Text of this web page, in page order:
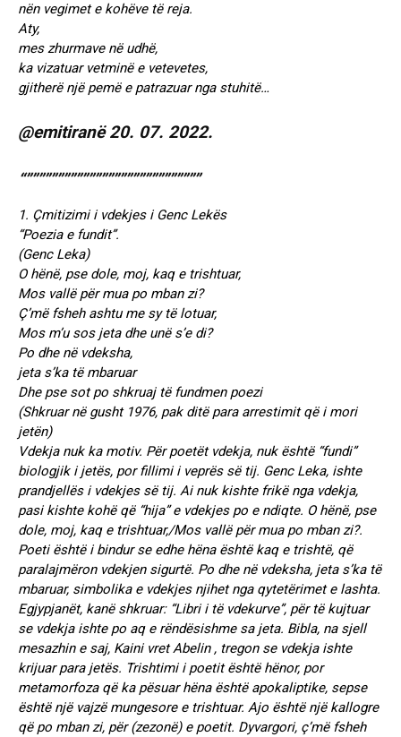
nën vegimet e kohëve të reja.
Aty,
mes zhurmave në udhë,
ka vizatuar vetminë e vetevetes,
gjitherë një pemë e patrazuar nga stuhitë…
@emitiranë 20. 07. 2022.
“””””””””””””””””””””””””””””
1. Çmitizimi i vdekjes i Genc Lekës
“Poezia e fundit”.
(Genc Leka)
O hënë, pse dole, moj, kaq e trishtuar,
Mos vallë për mua po mban zi?
Ç’më fsheh ashtu me sy të lotuar,
Mos m’u sos jeta dhe unë s’e di?
Po dhe në vdeksha,
jeta s’ka të mbaruar
Dhe pse sot po shkruaj të fundmen poezi
(Shkruar në gusht 1976, pak ditë para arrestimit që i mori
jetën)
Vdekja nuk ka motiv. Për poetët vdekja, nuk është “fundi”
biologjik i jetës, por fillimi i veprës së tij. Genc Leka, ishte
prandjellës i vdekjes së tij. Ai nuk kishte frikë nga vdekja,
pasi kishte kohë që “hija” e vdekjes po e ndiqte. O hënë, pse
dole, moj, kaq e trishtuar,/Mos vallë për mua po mban zi?.
Poeti është i bindur se edhe hëna është kaq e trishtë, që
paralajmëron vdekjen sigurtë. Po dhe në vdeksha, jeta s’ka të
mbaruar, simbolika e vdekjes njihet nga qytetërimet e lashta.
Egjypjanët, kanë shkruar: “Libri i të vdekurve”, për të kujtuar
se vdekja ishte po aq e rëndësishme sa jeta. Bibla, na sjell
mesazhin e saj, Kaini vret Abelin , tregon se vdekja ishte
krijuar para jetës. Trishtimi i poetit është hënor, por
metamorfoza që ka pësuar hëna është apokaliptike, sepse
është një vajzë mungesore e trishtuar. Ajo është një kallogre
që po mban zi, për (zezonë) e poetit. Dyvargori, ç’më fsheh